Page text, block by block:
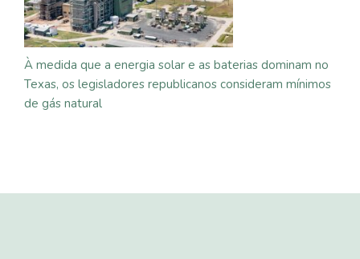
À medida que a energia solar e as baterias dominam no
Texas, os legisladores republicanos consideram mínimos
de gás natural